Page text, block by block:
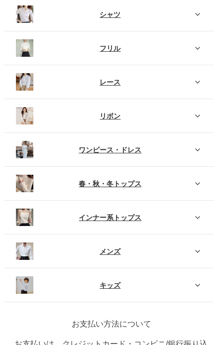
シャツ
フリル
レース
リボン
ワンピース・ドレス
春・秋・冬トップス
インナー系トップス
メンズ
キッズ
お支払い方法について